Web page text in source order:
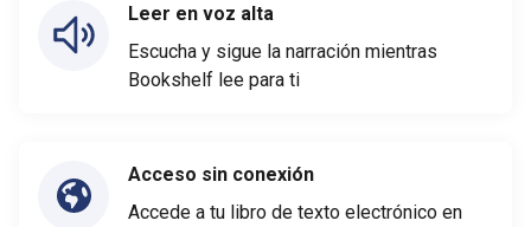
Leer en voz alta
Escucha y sigue la narración mientras
Bookshelf lee para ti
Acceso sin conexión
Accede a tu libro de texto electrónico en